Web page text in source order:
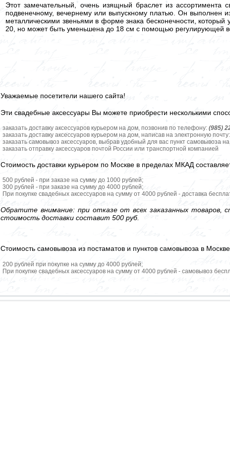
Этот замечательный, очень изящный браслет из
подвенечному, вечернему или выпускному платью. Он выполнен
металлическими звеньями в форме знака бесконечности,
20, но может быть уменьшена до 18 см с помощью регулирующей
Уважаемые посетители нашего сайта!
Эти свадебные аксессуары Вы можете приобрести несколькими
заказать доставку аксессуаров курьером на дом, позвонив по телефону: (985)
заказать доставку аксессуаров курьером на дом, написав на электронную почту:
заказать самовывоз аксессуаров, выбрав удобный для вас пункт самовывоза
заказать отправку аксессуаров почтой России или транспортной компанией
Стоимость доставки курьером по Москве в пределах МКАД
500 рублей - при заказе на сумму до 1000 рублей;
300 рублей - при заказе на сумму до 4000 рублей;
При покупке свадебных аксессуаров на сумму от 4000 рублей - доставка
Обратите внимание: при отказе от всех заказанных товаров,
стоимость доставки составит 500 руб.
Стоимость самовывоза из постаматов и пунктов самовывоза в
200 рублей при покупке на сумму до 4000 рублей;
При покупке свадебных аксессуаров на сумму от 4000 рублей - самовывоз